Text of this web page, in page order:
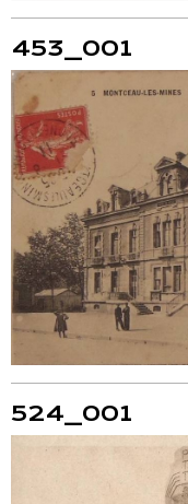
453_001
524_001